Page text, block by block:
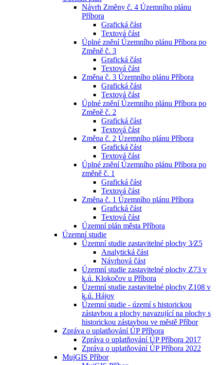
Návrh Změny č. 4 Územního plánu
Příbora
Grafická část
Textová část
Úplné znění Územního plánu Příbora po
Změně č. 3
Grafická část
Textová část
Změna č. 3 Územního plánu Příbora
Grafická část
Textová část
Úplné znění Územního plánu Příbora po
Změně č. 2
Grafická část
Textová část
Změna č. 2 Územního plánu Příbora
Grafická část
Textová část
Úplné znění Územního plánu Příbora po
změně č. 1
Grafická část
Textová část
Změna č. 1 Územního plánu Příbora
Grafická část
Textová část
Územní plán města Příbora
Územní studie
Územní studie zastavitelné plochy 3⁄Z5
Analytická část
Návrhová část
Územní studie zastavitelné plochy Z73 v
k.ú. Klokočov u Příbora
Územní studie zastavitelné plochy Z108 v
k.ú. Hájov
Územní studie - území s historickou
zástavbou a plochy navazující na plochy s
historickou zástavbou ve městě Příbor
Zpráva o uplatňování ÚP Příbora
Zpráva o uplatňování ÚP Příbora 2017
Zpráva o uplatňování ÚP Příbora 2022
MujGIS Příbor